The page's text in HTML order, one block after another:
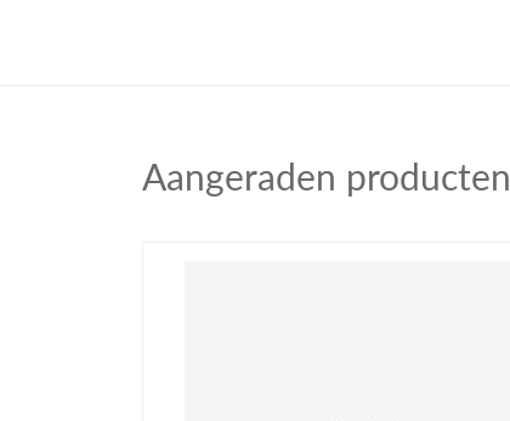
Aangeraden producten